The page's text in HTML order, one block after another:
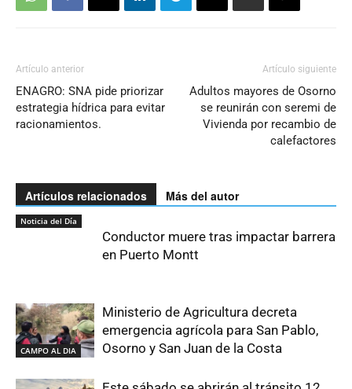
Artículo anterior
ENAGRO: SNA pide priorizar
estrategia hídrica para evitar
racionamientos.
Artículo siguiente
Adultos mayores de Osorno
se reunirán con seremi de
Vivienda por recambio de
calefactores
Artículos relacionados Más del autor
Noticia del Día
Conductor muere tras impactar barrera
en Puerto Montt
CAMPO AL DIA
Ministerio de Agricultura decreta
emergencia agrícola para San Pablo,
Osorno y San Juan de la Costa